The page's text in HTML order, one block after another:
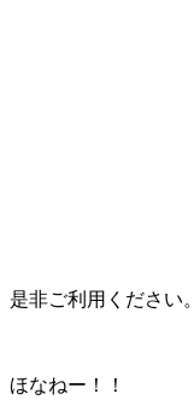
是非ご利用ください。
ほなねー！！